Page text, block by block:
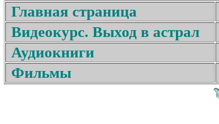
Главная страница
Видеокурс. Выход в астрал
Аудиокниги
Фильмы